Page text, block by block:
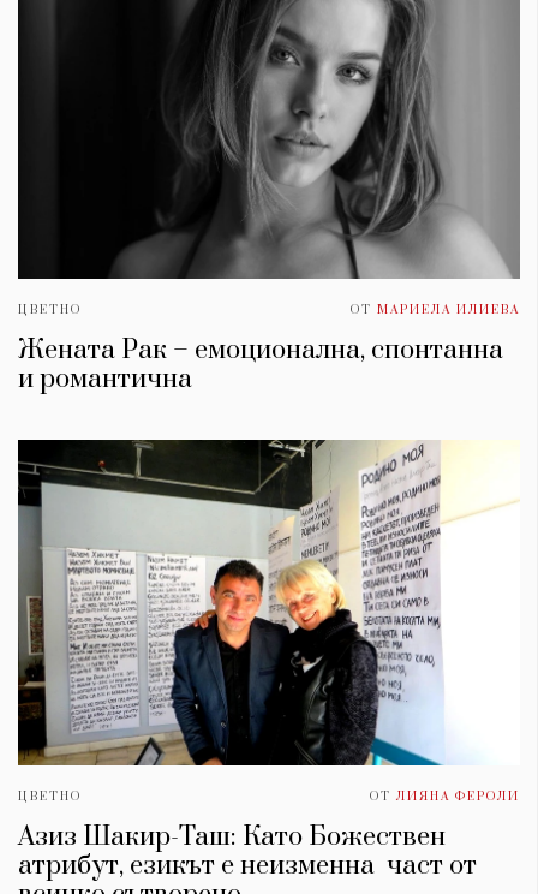
ЦВЕТНО ОТ МАРИЕЛА ИЛИЕВА
Жената Рак – емоционална, спонтанна
и романтична
ЦВЕТНО ОТ ЛИЯНА ФЕРОЛИ
Азиз Шакир-Таш: Като Божествен
атрибут, езикът е неизменна част от